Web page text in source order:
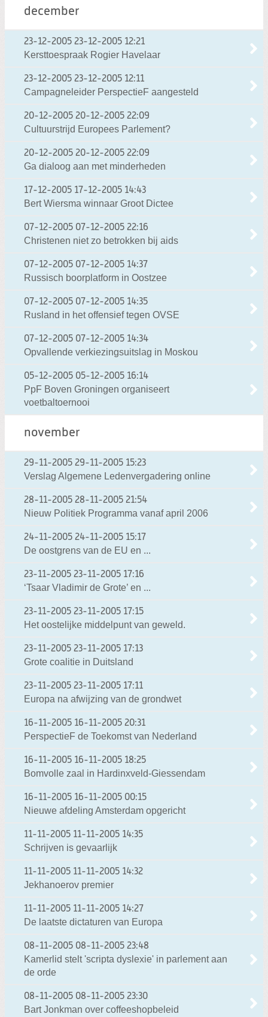
december
23-12-2005 23-12-2005 12:21
Kersttoespraak Rogier Havelaar
23-12-2005 23-12-2005 12:11
Campagneleider PerspectieF aangesteld
20-12-2005 20-12-2005 22:09
Cultuurstrijd Europees Parlement?
20-12-2005 20-12-2005 22:09
Ga dialoog aan met minderheden
17-12-2005 17-12-2005 14:43
Bert Wiersma winnaar Groot Dictee
07-12-2005 07-12-2005 22:16
Christenen niet zo betrokken bij aids
07-12-2005 07-12-2005 14:37
Russisch boorplatform in Oostzee
07-12-2005 07-12-2005 14:35
Rusland in het offensief tegen OVSE
07-12-2005 07-12-2005 14:34
Opvallende verkiezingsuitslag in Moskou
05-12-2005 05-12-2005 16:14
PpF Boven Groningen organiseert
voetbaltoernooi
november
29-11-2005 29-11-2005 15:23
Verslag Algemene Ledenvergadering online
28-11-2005 28-11-2005 21:54
Nieuw Politiek Programma vanaf april 2006
24-11-2005 24-11-2005 15:17
De oostgrens van de EU en ...
23-11-2005 23-11-2005 17:16
‘Tsaar Vladimir de Grote’ en ...
23-11-2005 23-11-2005 17:15
Het oostelijke middelpunt van geweld.
23-11-2005 23-11-2005 17:13
Grote coalitie in Duitsland
23-11-2005 23-11-2005 17:11
Europa na afwijzing van de grondwet
16-11-2005 16-11-2005 20:31
PerspectieF de Toekomst van Nederland
16-11-2005 16-11-2005 18:25
Bomvolle zaal in Hardinxveld-Giessendam
16-11-2005 16-11-2005 00:15
Nieuwe afdeling Amsterdam opgericht
11-11-2005 11-11-2005 14:35
Schrijven is gevaarlijk
11-11-2005 11-11-2005 14:32
Jekhanoerov premier
11-11-2005 11-11-2005 14:27
De laatste dictaturen van Europa
08-11-2005 08-11-2005 23:48
Kamerlid stelt 'scripta dyslexie' in parlement aan
de orde
08-11-2005 08-11-2005 23:30
Bart Jonkman over coffeeshopbeleid